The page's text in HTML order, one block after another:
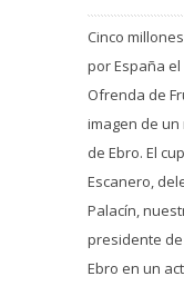
Cinco
por España
Ofrenda de
imagen de un
de Ebro. El
Escanero,
Palacín,
presidente de
Ebro en un